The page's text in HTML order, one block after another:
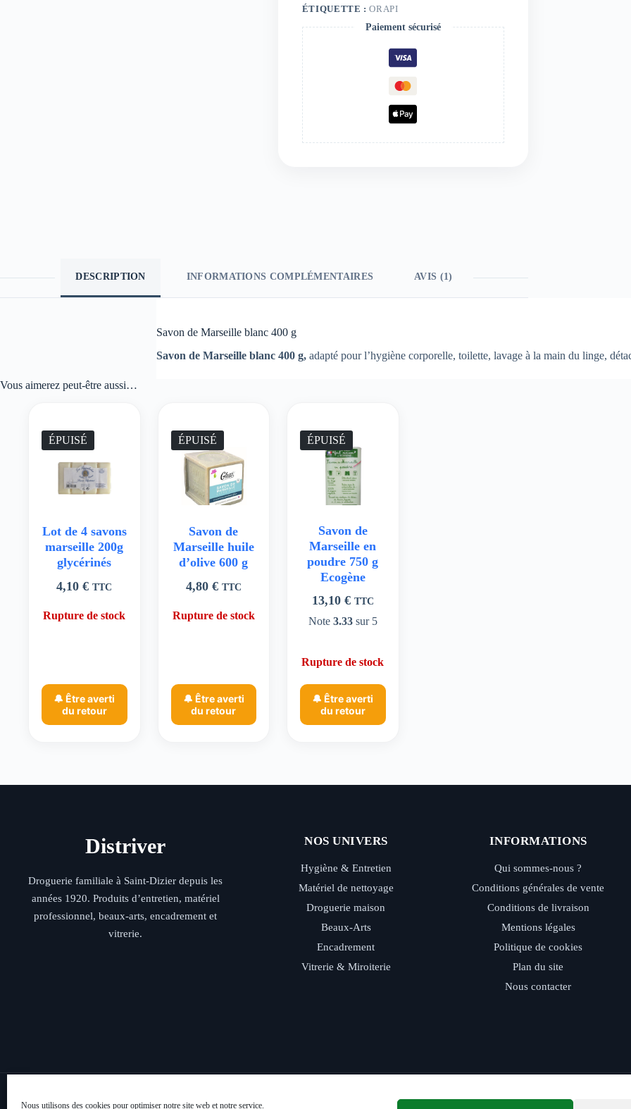
Nous utilisons des cookies pour optimiser notre site web et notre service.
ÉTIQUETTE :ORAPI
Paiement sécurisé
DESCRIPTION INFORMATIONS COMPLÉMENTAIRES AVIS (1)
Savon de Marseille blanc 400 g
Savon de Marseille blanc 400 g, adapté pour l’hygiène corporelle, toilette, lavage à la main du linge,
Vous aimerez peut-être aussi…
ÉPUISÉ
Lot de 4 savons
marseille 200g
glycérinés
4,10€ TTC
Rupture de stock
🔔 Être averti
du retour
ÉPUISÉ
Savon de
Marseille huile
d’olive 600 g
4,80 € TTC
Rupture de stock
🔔 Être averti
du retour
ÉPUISÉ
Savon de
Marseille en
poudre 750 g
Ecogène
13,10 € TTC
Note 3.33sur 5
Rupture de stock
🔔 Être averti
du retour
Distriver
Droguerie familiale à Saint-Dizier depuis les
années 1920. Produits d’entretien, matériel
professionnel, beaux-arts, encadrement et
vitrerie.
NOS UNIVERS
Hygiène & Entretien
Matériel de nettoyage
Droguerie maison
Beaux-Arts
Encadrement
Vitrerie & Miroiterie
INFORMATIONS
Qui sommes-nous ?
Conditions générales de vente
Conditions de livraison
Mentions légales
Politique de cookies
Plan du site
Nous contacter